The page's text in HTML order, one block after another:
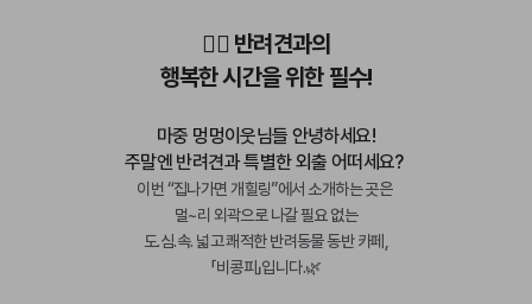
🐕‍🦺 반려견과의
행복한 시간을 위한 필수!
마중 멍멍이웃님들 안녕하세요!
주말엔 반려견과 특별한 외출 어떠세요?
이번 “집나가면 개힐링”에서 소개하는 곳은
멀~리 외곽으로 나갈 필요 없는
도.심.속. 넓고 쾌적한 반려동물 동반 카페,
「비콩피」입니다.🌿